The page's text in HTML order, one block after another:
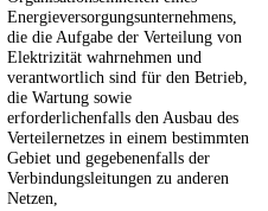
Energieversorgungsunternehmens,
die die Aufgabe der Verteilung von
Elektrizität wahrnehmen und
verantwortlich sind für den Betrieb,
die Wartung sowie
erforderlichenfalls den Ausbau des
Verteilernetzes in einem bestimmten
Gebiet und gegebenenfalls der
Verbindungsleitungen zu anderen
Netzen,